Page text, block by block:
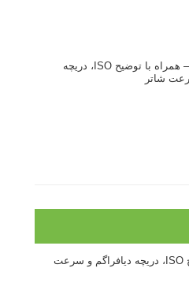
درک نوردهی – همراه با توضیح ISO، دریچه
شاتر
درک نوردهی – همراه با توضیح ISO، دریچه دیافراگم و سرعت